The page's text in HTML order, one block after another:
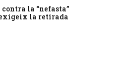
contra la “nefasta”
la retirada